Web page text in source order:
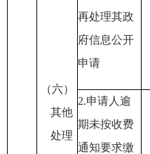
（六）
其他
处理
再处理其政
府信息公开
申请
2.申请人逾
期未按收费
通知要求缴